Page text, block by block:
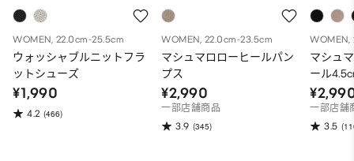
WOMEN, 22.0cm-25.5cm
ウォッシャブルニットフラ
ットシューズ
¥1,990
4.2 (466)
WOMEN, 22.0cm-23.5cm
マシュマロローヒールパン
プス
¥2,990
一部店舗商品
3.9 (345)
WOMEN,
マシュ
ール
一部店舗
3.5